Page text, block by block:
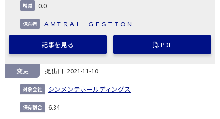
0.0
ＡＭＩＲＡＬ ＧＥＳＴＩＯＮ
記事を見る PDF
2021-11-10
シンメンテホールディングス
変更
6.34